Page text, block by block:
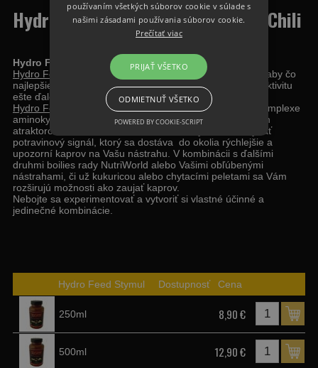
Hydro Feed Stimul Salmon Spice&Chili
Hydro Feed Stimul Salmon Spice&Chili
Hydro Feed Stimul Salmon Spice&Chili
sme vyvinuli tak, aby čo
najlepšie dopĺňal Boilies Salmon Spice a posúval ich atraktivitu
ešte ďalej.
Hydro Feed Stimul Salmon Spice&Chili
je založený na komplexe
aminokyselín, na tekutých extraktoch a ďalších kľůčových
atraktoroch a stimulantoch.Tekuté extrakty umožnia vydať
potravinový signál, ktorý sa dostáva do okolia rýchlejšie a
upozorní kaprov na Vašu nástrahu. V kombinácii s ďalšími
druhmi boilies rady NutriWorld alebo Vašimi obľúbenými
nástrahami, či už kukuricou alebo chytacími peletami sa Vám
rozširujú možnosti ako zaujať kaprov.
Nebojte sa experimentovať a vytvoriť si vlastné účinné a
jedinečné kombinácie.
Hydro Feed Stymul Dostupnosť Cena
250ml 8,90 €
500ml 12,90 €
používaním všetkých súborov cookie v súlade s
našimi zásadami používania súborov cookie.
Prečítať viac
PRIJAŤ VŠETKO
ODMIETNUŤ VŠETKO
POWERED BY COOKIE-SCRIPT